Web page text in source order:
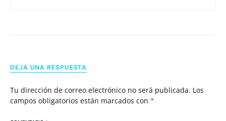
DEJA UNA RESPUESTA
Tu dirección de correo electrónico no será publicada. Los
campos obligatorios están marcados con *